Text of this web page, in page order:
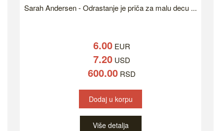
Sarah Andersen - Odrastanje je priča za malu decu ...
6.00 EUR
7.20 USD
600.00 RSD
Dodaj u korpu
Više detalja